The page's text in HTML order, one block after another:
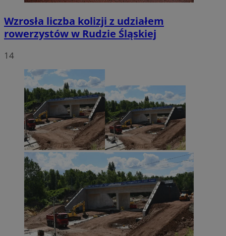
Wzrosła liczba kolizji z udziałem
rowerzystów w Rudzie Śląskiej
14